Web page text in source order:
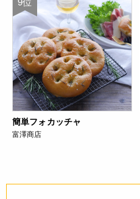
簡単フォカッチャ
富澤商店